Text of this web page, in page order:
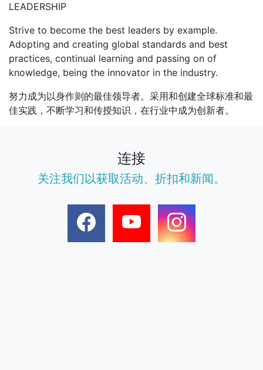
LEADERSHIP
Strive to become the best leaders by example.
Adopting and creating global standards and best
practices, continual learning and passing on of
knowledge, being the innovator in the industry.
努力成为以身作则的最佳领导者。采用和创建全球标准和最
佳实践，不断学习和传授知识，在行业中成为创新者。
连接
关注我们以获取活动、折扣和新闻。